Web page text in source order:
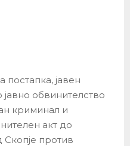
јавен
обвинителство
криминал и
акт до
против